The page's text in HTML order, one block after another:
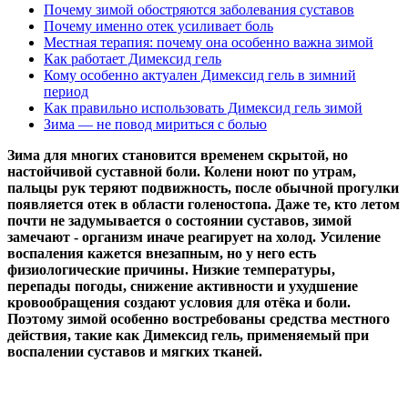
Почему зимой обостряются заболевания суставов
Почему именно отек усиливает боль
Местная терапия: почему она особенно важна зимой
Как работает Димексид гель
Кому особенно актуален Димексид гель в зимний
период
Как правильно использовать Димексид гель зимой
Зима — не повод мириться с болью
Зима для многих становится временем скрытой, но
настойчивой суставной боли. Колени ноют по утрам,
пальцы рук теряют подвижность, после обычной прогулки
появляется отек в области голеностопа. Даже те, кто летом
почти не задумывается о состоянии суставов, зимой
замечают - организм иначе реагирует на холод. Усиление
воспаления кажется внезапным, но у него есть
физиологические причины. Низкие температуры,
перепады погоды, снижение активности и ухудшение
кровообращения создают условия для отёка и боли.
Поэтому зимой особенно востребованы средства местного
действия, такие как Димексид гель, применяемый при
воспалении суставов и мягких тканей.